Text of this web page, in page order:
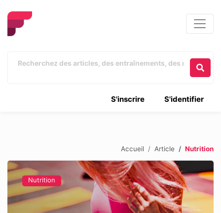
S'identifier
S'inscrire
Accueil Article Nutrition
Nutrition